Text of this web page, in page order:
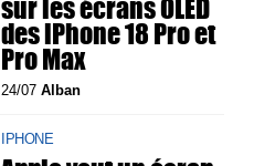
des iPhone 18 Pro et
Pro Max
24/07Alban
IPHONE